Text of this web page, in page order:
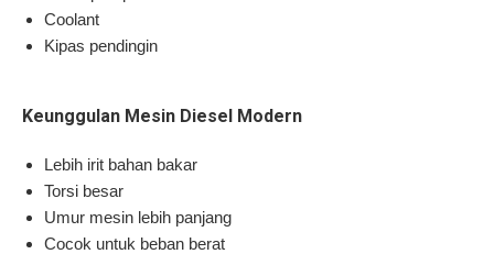
Coolant
Kipas pendingin
Keunggulan Mesin Diesel Modern
Lebih irit bahan bakar
Torsi besar
Umur mesin lebih panjang
Cocok untuk beban berat